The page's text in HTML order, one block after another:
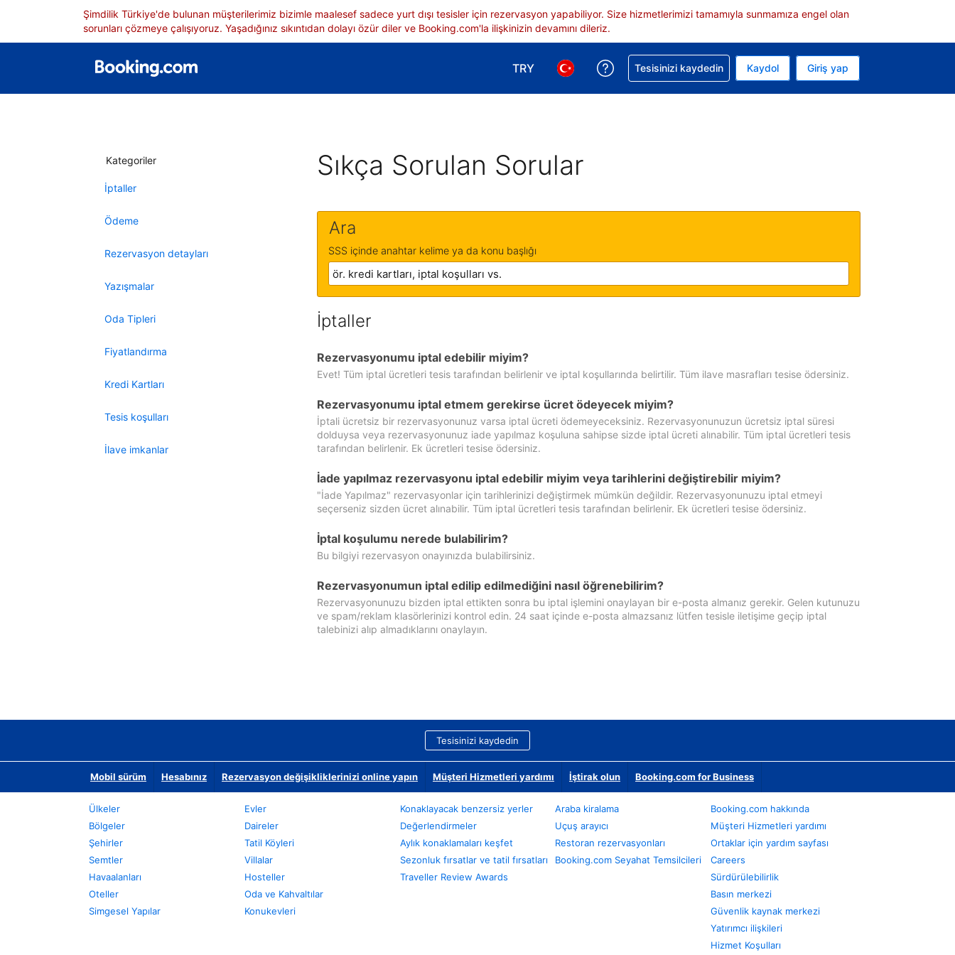
Şimdilik Türkiye'de bulunan müşterilerimiz bizimle maalesef sadece yurt dışı tesisler için rezervasyon yapabiliyor. Size hizmetlerimizi tamamıyla sunmamıza engel olan
sorunları çözmeye çalışıyoruz. Yaşadığınız sıkıntıdan dolayı özür diler ve Booking.com'la ilişkinizin devamını dileriz.
TRY
Para birimi seçimi yap. Mevcut para biriminiz Türk lirası
Dil seçimi yap. Mevcut diliniz Türkçe
Rezervasyonunuzla ilgili yardım alın
Tesisinizi kaydedin Kaydol Giriş yap
Kategoriler
İptaller
Ödeme
Rezervasyon detayları
Yazışmalar
Oda Tipleri
Fiyatlandırma
Kredi Kartları
Tesis koşulları
İlave imkanlar
Sıkça Sorulan Sorular
Ara
SSS içinde anahtar kelime ya da konu başlığı
İptaller
Rezervasyonumu iptal edebilir miyim?
Evet! Tüm iptal ücretleri tesis tarafından belirlenir ve iptal koşullarında belirtilir. Tüm ilave masrafları tesise ödersiniz.
Rezervasyonumu iptal etmem gerekirse ücret ödeyecek miyim?
İptali ücretsiz bir rezervasyonunuz varsa iptal ücreti ödemeyeceksiniz. Rezervasyonunuzun ücretsiz iptal süresi
dolduysa veya rezervasyonunuz iade yapılmaz koşuluna sahipse sizde iptal ücreti alınabilir. Tüm iptal ücretleri tesis
tarafından belirlenir. Ek ücretleri tesise ödersiniz.
İade yapılmaz rezervasyonu iptal edebilir miyim veya tarihlerini değiştirebilir miyim?
"İade Yapılmaz" rezervasyonlar için tarihlerinizi değiştirmek mümkün değildir. Rezervasyonunuzu iptal etmeyi
seçerseniz sizden ücret alınabilir. Tüm iptal ücretleri tesis tarafından belirlenir. Ek ücretleri tesise ödersiniz.
İptal koşulumu nerede bulabilirim?
Bu bilgiyi rezervasyon onayınızda bulabilirsiniz.
Rezervasyonumun iptal edilip edilmediğini nasıl öğrenebilirim?
Rezervasyonunuzu bizden iptal ettikten sonra bu iptal işlemini onaylayan bir e-posta almanız gerekir. Gelen kutunuzu
ve spam/reklam klasörlerinizi kontrol edin. 24 saat içinde e-posta almazsanız lütfen tesisle iletişime geçip iptal
talebinizi alıp almadıklarını onaylayın.
Tesisinizi kaydedin
Mobil sürüm Hesabınız Rezervasyon değişikliklerinizi online yapın Müşteri Hizmetleri yardımı İştirak olun Booking.com for Business
Ülkeler
Bölgeler
Şehirler
Semtler
Havaalanları
Oteller
Simgesel Yapılar
Evler
Daireler
Tatil Köyleri
Villalar
Hosteller
Oda ve Kahvaltılar
Konukevleri
Konaklayacak benzersiz yerler
Değerlendirmeler
Aylık konaklamaları keşfet
Sezonluk fırsatlar ve tatil fırsatları
Traveller Review Awards
Araba kiralama
Uçuş arayıcı
Restoran rezervasyonları
Booking.com Seyahat Temsilcileri
Booking.com hakkında
Müşteri Hizmetleri yardımı
Ortaklar için yardım sayfası
Careers
Sürdürülebilirlik
Basın merkezi
Güvenlik kaynak merkezi
Yatırımcı ilişkileri
Hizmet Koşulları